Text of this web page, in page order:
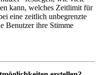
kann, welches Zeitlimit für
eine zeitlich unbegrenzte
Benutzer ihre Stimme